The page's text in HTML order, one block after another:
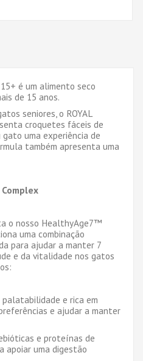
é um alimento seco
de 15 anos.
seniores, o ROYAL
croquetes fáceis de
gato uma experiência de
rmula também apresenta uma
o nosso HealthyAge7™
uma combinação
para ajudar a manter 7
de e da vitalidade nos gatos
e rica em
ências e ajudar a manter
óticas e proteínas de
apoiar uma digestão